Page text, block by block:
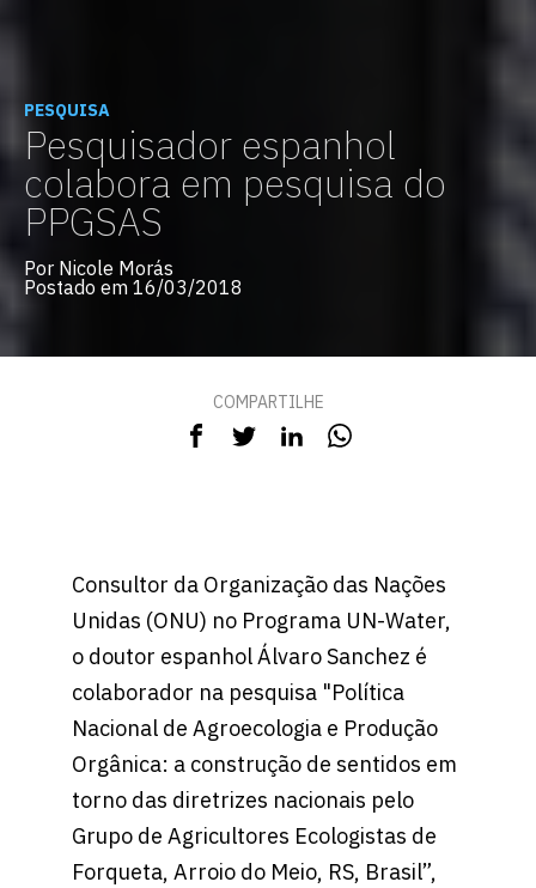
PESQUISA
Pesquisador espanhol
colabora em pesquisa do
PPGSAS
Por Nicole Morás
Postado em 16/03/2018
COMPARTILHE
Consultor da Organização das Nações
Unidas (ONU) no Programa UN-Water,
o doutor espanhol Álvaro Sanchez é
colaborador na pesquisa "Política
Nacional de Agroecologia e Produção
Orgânica: a construção de sentidos em
torno das diretrizes nacionais pelo
Grupo de Agricultores Ecologistas de
Forqueta, Arroio do Meio, RS, Brasil”,